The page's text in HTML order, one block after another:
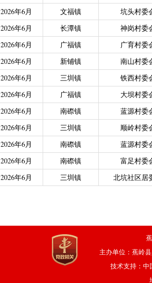
| 创业带动就业补贴 | 城乡居
| 中等职业学校国家助学金（人
| 城乡居民医保大病保险 | 城
2026年6月
文福镇 坑头村委
2026年6月
长潭镇 神岗村委
2026年6月
广福镇 广育村委
2026年6月
新铺镇 南山村委
2026年6月
三圳镇 铁西村委
2026年6月
广福镇 大坝村委
2026年6月
南磜镇 蓝源村委
2026年6月
三圳镇 顺岭村委
2026年6月
南磜镇 蓝源村委
2026年6月
南磜镇 富足村委
2026年6月
三圳镇 北坑社区居
主办单位：蕉岭
技术支持：